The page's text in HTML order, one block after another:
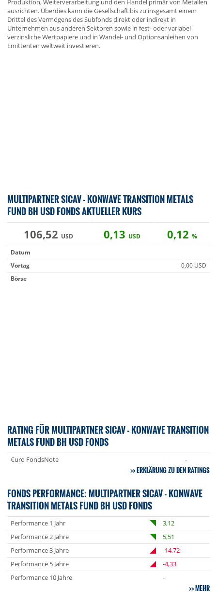
Produktion, Weiterverarbeitung und den Handel primär von Metallen
ausrichten. Überdies kann die Gesellschaft bis zu insgesamt einem
Drittel des Vermögens des Subfonds direkt oder indirekt in
Unternehmen aus anderen Sektoren sowie in fest- oder variabel
verzinsliche Wertpapiere und in Wandel- und Optionsanleihen von
Emittenten weltweit investieren.
MULTIPARTNER SICAV - KONWAVE TRANSITION METALS
FUND BH USD FONDS AKTUELLER KURS
106,52 USD 0,13 USD 0,12 %
Datum
Vortag
0,00 USD
Börse
RATING FÜR MULTIPARTNER SICAV - KONWAVE TRANSITION
METALS FUND BH USD FONDS
€uro FondsNote -
ERKLÄRUNG ZU DEN RATINGS
FONDS PERFORMANCE: MULTIPARTNER SICAV - KONWAVE
TRANSITION METALS FUND BH USD FONDS
Performance 1 Jahr
3,12
Performance 2 Jahre
5,51
Performance 3 Jahre
-14,72
Performance 5 Jahre
-4,33
Performance 10 Jahre
-
MEHR